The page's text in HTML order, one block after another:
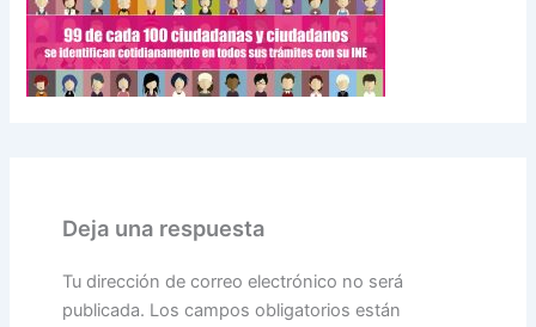
Deja una respuesta
Tu dirección de correo electrónico no será
publicada. Los campos obligatorios están